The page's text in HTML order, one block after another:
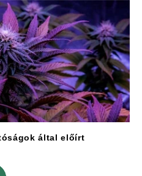
által előírt